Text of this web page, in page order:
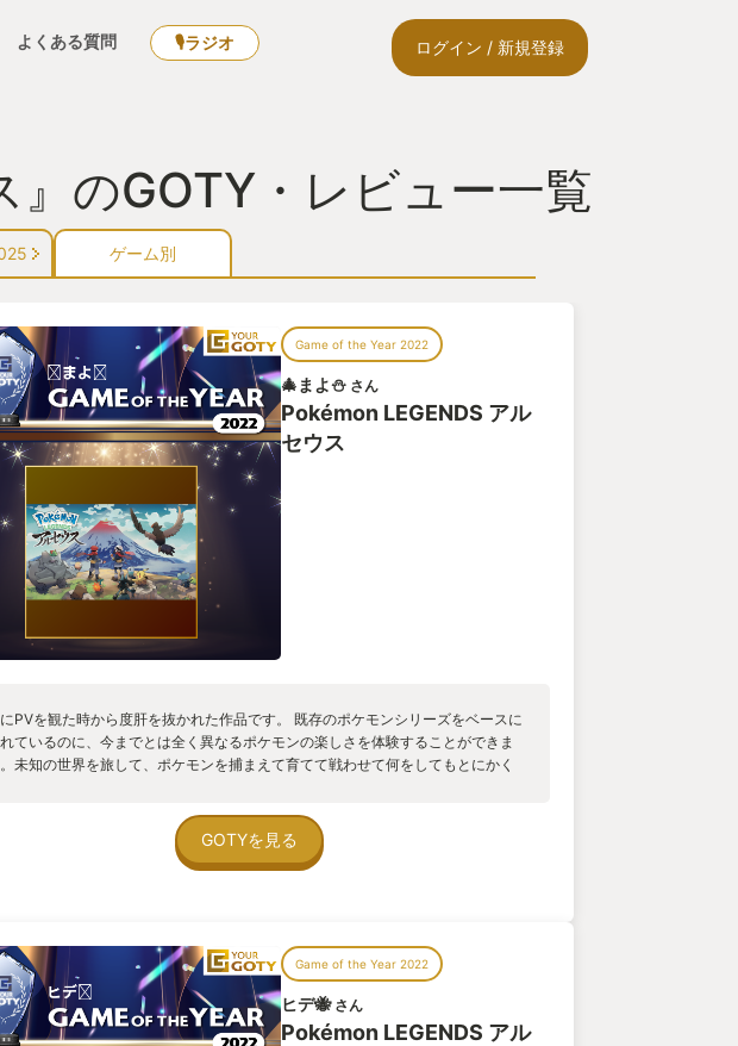
よくある質問 🎙ラジオ ログイン / 新規登録
』のGOTY・レビュー一覧
ゲーム別
Game of the Year 2022
🎄まよ⛄ さん
Pokémon LEGENDS アル
セウス
PVを観た時から度肝を抜かれた作品です。 既存のポケモンシリーズをベースに
ているのに、今までとは全く異なるポケモンの楽しさを体験することができま
未知の世界を旅して、ポケモンを捕まえて育てて戦わせて何をしてもとにかく
GOTYを見る
Game of the Year 2022
ヒデ🐝さん
Pokémon LEGENDS アル